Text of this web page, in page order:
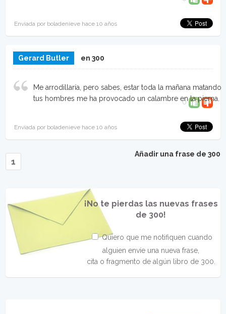
Enviada por boladenieve hace 10 años
Gerard Butler en 300
Me arrodillaría, pero sabes, estar toda la mañana matando
tus hombres me ha provocado un calambre en la pierna.
0
Enviada por boladenieve hace 10 años
Añadir una frase de 300
1
¡No te pierdas las nuevas frases
de 300!
Quiero que me notifiquen cuando
alguien envíe una nueva frase,
cita o fragmento de algún libro de 300.